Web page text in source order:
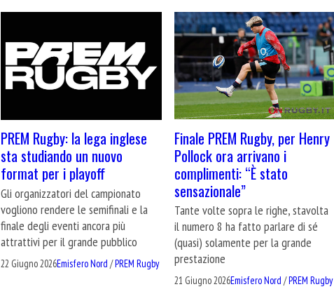
PREM Rugby: la lega inglese
sta studiando un nuovo
format per i playoff
Gli organizzatori del campionato
vogliono rendere le semifinali e la
finale degli eventi ancora più
attrattivi per il grande pubblico
22 Giugno 2026Emisfero Nord /PREM Rugby
Finale PREM Rugby, per Henry
Pollock ora arrivano i
complimenti: “È stato
sensazionale”
Tante volte sopra le righe, stavolta
il numero 8 ha fatto parlare di sé
(quasi) solamente per la grande
prestazione
21 Giugno 2026Emisfero Nord /PREM Rugby